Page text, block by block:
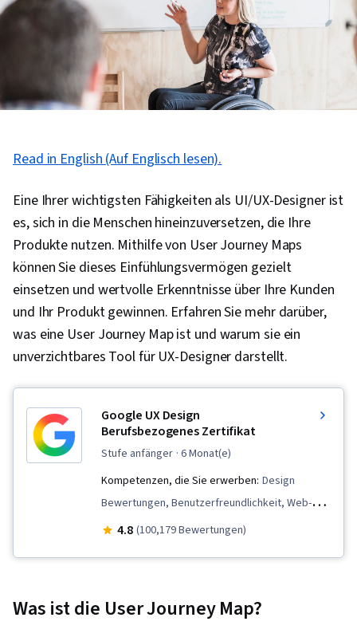
Read in English (Auf Englisch lesen).
Eine Ihrer wichtigsten Fähigkeiten als UI/UX-Designer ist
es, sich in die Menschen hineinzuversetzen, die Ihre
Produkte nutzen. Mithilfe von User Journey Maps
können Sie dieses Einfühlungsvermögen gezielt
einsetzen und wertvolle Erkenntnisse über Ihre Kunden
und Ihr Produkt gewinnen. Erfahren Sie mehr darüber,
was eine User Journey Map ist und warum sie ein
unverzichtbares Tool für UX-Designer darstellt.
Google UX Design
Berufsbezogenes Zertifikat
stufe anfänger · 6 Monat(e)
Kompetenzen, die Sie erwerben: Design
Bewertungen, Benutzerfreundlichkeit, Web-
Design, Design der Benutzeroberfläche und
Informationsarchitektur, Web-Präsenz, Figma
4.8 (100,179 Bewertungen)
Was ist die User Journey Map?